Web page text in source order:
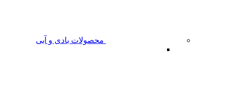
محصولات بادی و آبی